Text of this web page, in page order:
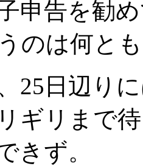
申告を勧
のは何と
25日辺り
ギリまで
きず。